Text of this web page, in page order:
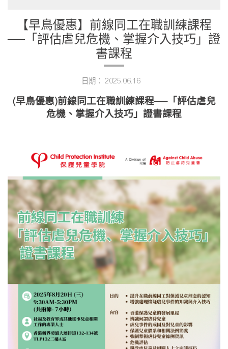
【早鳥優惠】前線同工在職訓練課程
──「評估虐兒危機、掌握介入技巧」證
書課程
日期： 2025.06.16
(早鳥優惠)前線同工在職訓練課程──「評估虐兒
危機、掌握介入技巧」證書課程